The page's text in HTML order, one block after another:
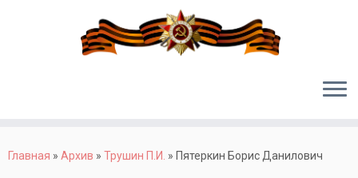
Главная » Архив » Трушин П.И. » Пятеркин Борис Данилович